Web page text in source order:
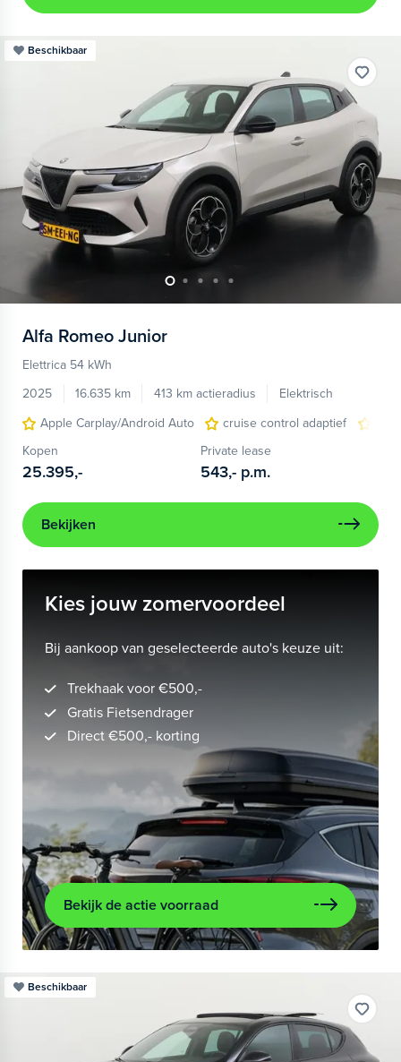
Beschikbaar
Alfa Romeo Junior
Elettrica 54 kWh
2025
16.635 km 413 km actieradius
Elektrisch
Apple Carplay/Android Auto
cruise control adaptief
Kopen
25.395,-
Private lease
543,- p.m.
Bekijken
Kies jouw zomervoordeel
Bij aankoop van geselecteerde auto's keuze uit:
Trekhaak voor €500,-
Gratis Fietsendrager
Direct €500,- korting
Bekijk de actie voorraad
Beschikbaar